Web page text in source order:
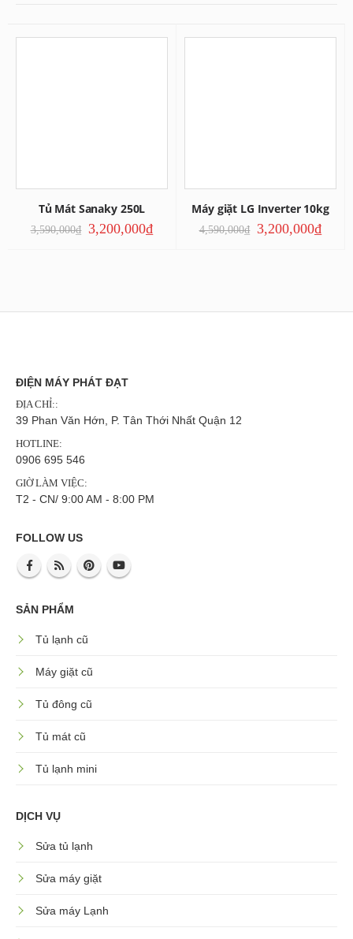
Tủ Mát Sanaky 250L
3,590,000₫ 3,200,000₫
Máy giặt LG Inverter 10kg
4,590,000₫ 3,200,000₫
ĐIỆN MÁY PHÁT ĐẠT
ĐỊA CHỈ::
39 Phan Văn Hớn, P. Tân Thới Nhất Quận 12
HOTLINE:
0906 695 546
GIỜ LÀM VIỆC:
T2 - CN/ 9:00 AM - 8:00 PM
FOLLOW US
SẢN PHẨM
Tủ lạnh cũ
Máy giặt cũ
Tủ đông cũ
Tủ mát cũ
Tủ lạnh mini
DỊCH VỤ
Sửa tủ lạnh
Sửa máy giặt
Sửa máy Lạnh